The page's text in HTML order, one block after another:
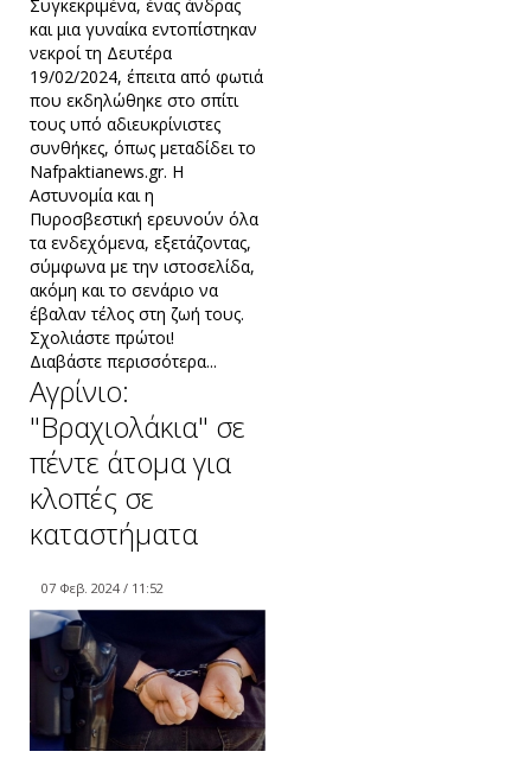
Συγκεκριμένα, ένας άνδρας
και μια γυναίκα εντοπίστηκαν
νεκροί τη Δευτέρα
19/02/2024, έπειτα από φωτιά
που εκδηλώθηκε στο σπίτι
τους υπό αδιευκρίνιστες
συνθήκες, όπως μεταδίδει το
Nafpaktianews.gr. Η
Αστυνομία και η
Πυροσβεστική ερευνούν όλα
τα ενδεχόμενα, εξετάζοντας,
σύμφωνα με την ιστοσελίδα,
ακόμη και το σενάριο να
έβαλαν τέλος στη ζωή τους.
Σχολιάστε πρώτοι!
Διαβάστε περισσότερα...
Αγρίνιο:
"Βραχιολάκια" σε
πέντε άτομα για
κλοπές σε
καταστήματα
07 Φεβ. 2024 / 11:52